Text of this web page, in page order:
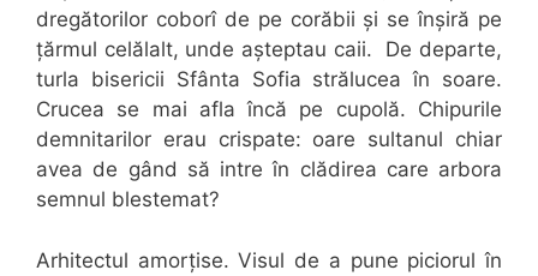
dregătorilor coborî de pe corăbii și se înșiră pe
țărmul celălalt, unde așteptau caii. De departe,
turla bisericii Sfânta Sofia strălucea în soare.
Crucea se mai afla încă pe cupolă. Chipurile
demnitarilor erau crispate: oare sultanul chiar
avea de gând să intre în clădirea care arbora
semnul blestemat?
Arhitectul amorțise. Visul de a pune piciorul în